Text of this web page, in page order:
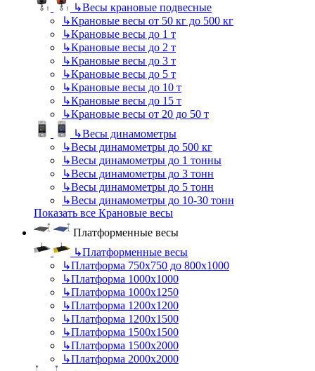
↳Весы крановые подвесные
↳Крановые весы от 50 кг до 500 кг
↳Крановые весы до 1 т
↳Крановые весы до 2 т
↳Крановые весы до 3 т
↳Крановые весы до 5 т
↳Крановые весы до 10 т
↳Крановые весы до 15 т
↳Крановые весы от 20 до 50 т
↳Весы динамометры
↳Весы динамометры до 500 кг
↳Весы динамометры до 1 тонны
↳Весы динамометры до 3 тонн
↳Весы динамометры до 5 тонн
↳Весы динамометры до 10-30 тонн
Показать все Крановые весы
Платформенные весы
↳Платформенные весы
↳Платформа 750х750 до 800х1000
↳Платформа 1000х1000
↳Платформа 1000х1250
↳Платформа 1200х1200
↳Платформа 1200х1500
↳Платформа 1500х1500
↳Платформа 1500х2000
↳Платформа 2000х2000